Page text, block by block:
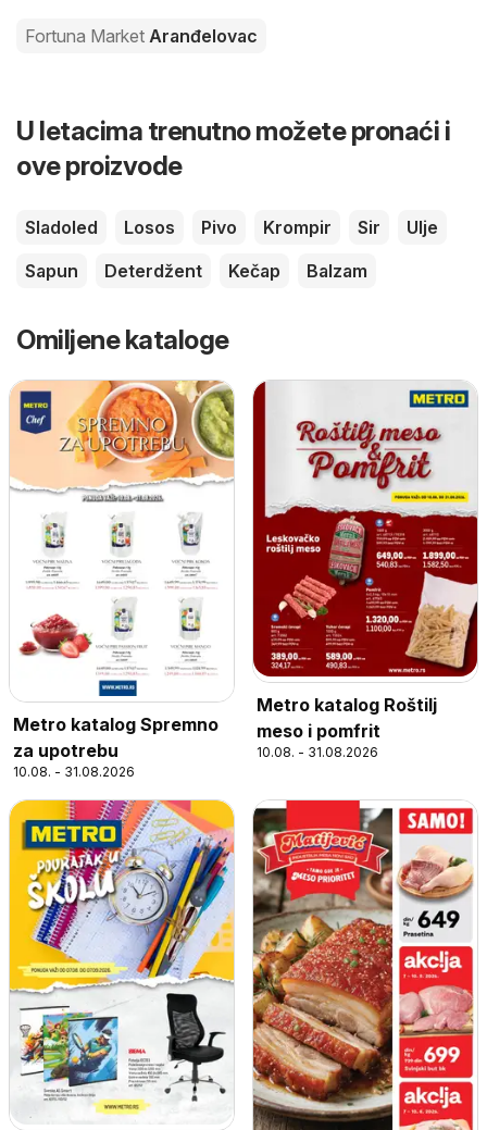
Fortuna Market Aranđelovac
U letacima trenutno možete pronaći i
ove proizvode
Sladoled Losos Pivo Krompir Sir
Ulje
Sapun
Deterdžent Kečap Balzam
Omiljene kataloge
Metro katalog Spremno
za upotrebu
10.08. - 31.08.2026
Metro katalog Roštilj
meso i pomfrit
10.08. - 31.08.2026